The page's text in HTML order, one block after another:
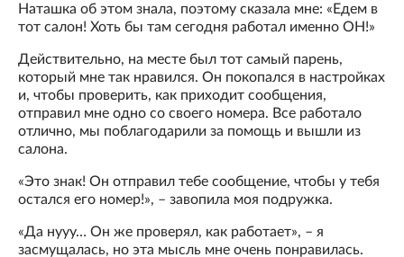
Наташка об этом знала, поэтому сказала мне: «Едем в
тот салон! Хоть бы там сегодня работал именно ОН!»
Действительно, на месте был тот самый парень,
который мне так нравился. Он покопался в настройках
и, чтобы проверить, как приходит сообщения,
отправил мне одно со своего номера. Все работало
отлично, мы поблагодарили за помощь и вышли из
салона.
«Это знак! Он отправил тебе сообщение, чтобы у тебя
остался его номер!», – завопила моя подружка.
«Да нууу… Он же проверял, как работает», – я
засмущалась, но эта мысль мне очень понравилась.